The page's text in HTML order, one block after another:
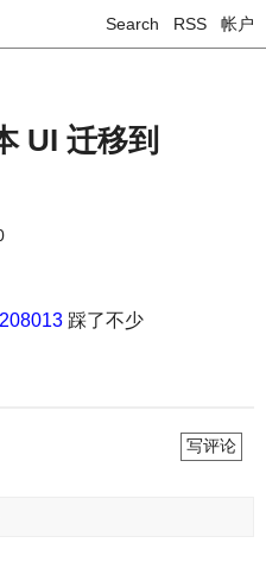
Search RSS 帐户
UI 迁移到
踩了不少
写评论